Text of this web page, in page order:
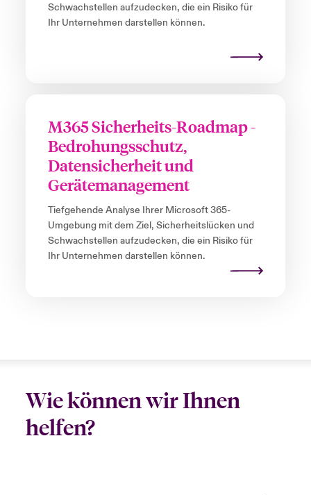
Schwachstellen aufzudecken, die ein Risiko für
Ihr Unternehmen darstellen können.
M365 Sicherheits-Roadmap -
Bedrohungsschutz,
Datensicherheit und
Gerätemanagement
Tiefgehende Analyse Ihrer Microsoft 365-
Umgebung mit dem Ziel, Sicherheitslücken und
Schwachstellen aufzudecken, die ein Risiko für
Ihr Unternehmen darstellen können.
Wie können wir Ihnen
helfen?